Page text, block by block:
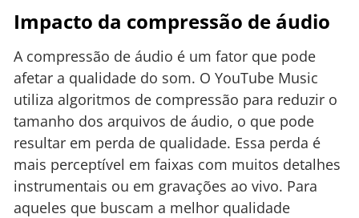
Impacto da compressão de áudio
A compressão de áudio é um fator que pode
afetar a qualidade do som. O YouTube Music
utiliza algoritmos de compressão para reduzir o
tamanho dos arquivos de áudio, o que pode
resultar em perda de qualidade. Essa perda é
mais perceptível em faixas com muitos detalhes
instrumentais ou em gravações ao vivo. Para
aqueles que buscam a melhor qualidade